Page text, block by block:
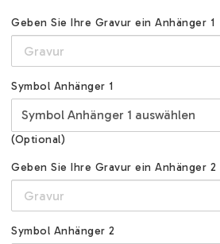
Geben Sie Ihre Gravur ein Anhänger 1
Symbol Anhänger 1
(Optional)
Geben Sie Ihre Gravur ein Anhänger 2
Symbol Anhänger 2